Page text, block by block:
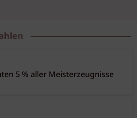
5 % aller Meisterzeugnisse